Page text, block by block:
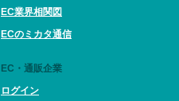
EC業界相関図
ECのミカタ通信
EC・通販企業
ログイン